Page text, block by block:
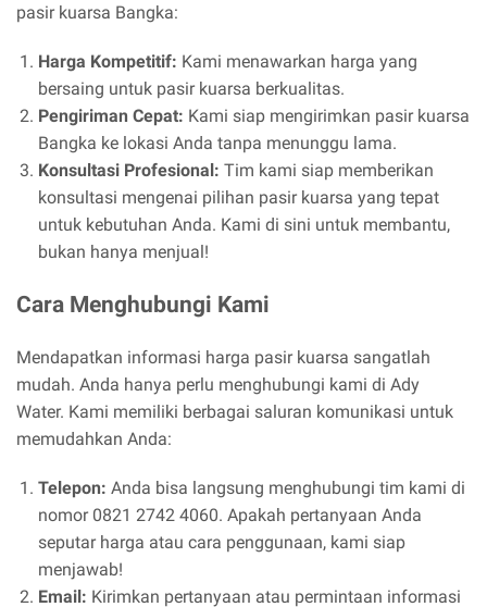
pasir kuarsa Bangka:
Harga Kompetitif: Kami menawarkan harga yang
bersaing untuk pasir kuarsa berkualitas.
Pengiriman Cepat: Kami siap mengirimkan pasir kuarsa
Bangka ke lokasi Anda tanpa menunggu lama.
Konsultasi Profesional: Tim kami siap memberikan
konsultasi mengenai pilihan pasir kuarsa yang tepat
untuk kebutuhan Anda. Kami di sini untuk membantu,
bukan hanya menjual!
Cara Menghubungi Kami
Mendapatkan informasi harga pasir kuarsa sangatlah
mudah. Anda hanya perlu menghubungi kami di Ady
Water. Kami memiliki berbagai saluran komunikasi untuk
memudahkan Anda:
Telepon: Anda bisa langsung menghubungi tim kami di
nomor 0821 2742 4060. Apakah pertanyaan Anda
seputar harga atau cara penggunaan, kami siap
menjawab!
Email: Kirimkan pertanyaan atau permintaan informasi